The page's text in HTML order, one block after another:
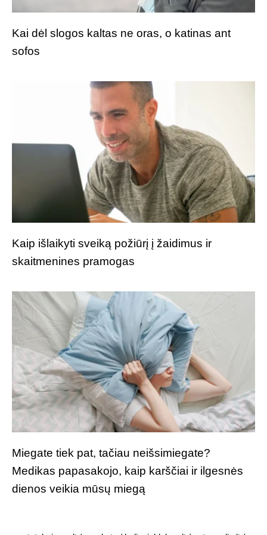
Kai dėl slogos kaltas ne oras, o katinas ant
sofos
Kaip išlaikyti sveiką požiūrį į žaidimus ir
skaitmenines pramogas
Miegate tiek pat, tačiau neišsimiegate?
Medikas papasakojo, kaip karščiai ir ilgesnės
dienos veikia mūsų miegą